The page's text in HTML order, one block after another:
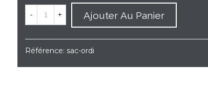
- + Ajouter Au Panier
Référence: sac-ordi